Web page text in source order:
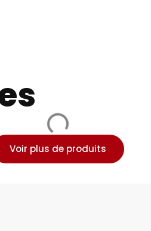
Voir plus de produits